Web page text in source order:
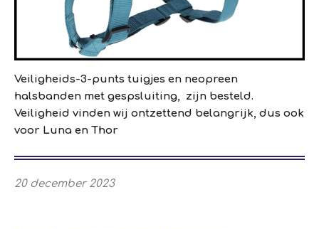
Veiligheids-3-punts tuigjes en neopreen
halsbanden met gespsluiting, zijn besteld.
Veiligheid vinden wij ontzettend belangrijk, dus ook
voor Luna en Thor
20 december 2023